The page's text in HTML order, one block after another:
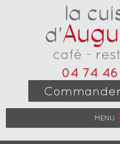
04 74
MENU